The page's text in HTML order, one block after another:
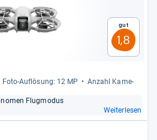
Gut
1,8
Foto-​Auf­lö­sung: 12 MP
Anzahl Kame­
Flug­mo­dus
Weiterlesen